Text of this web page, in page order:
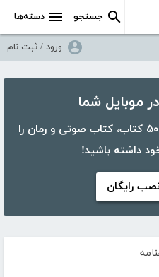
دسته‌ها جستجو
ورود / ثبت نام
با اپلیکیشن کتابراه، بیش از ۵۰،۰۰۰ کتاب، کتاب صوتی و رمان را
داشته باشید!
رایگان